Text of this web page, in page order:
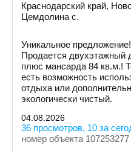
Краснодарский край,
Цемдолина с.
Уникальное предложение!
Продается
плюс мансарда 84 кв.м.!
есть возможность
отдыха или
экологически чистый.
04.08.2026
36 просмотров, 10 за
номер объекта 107253277